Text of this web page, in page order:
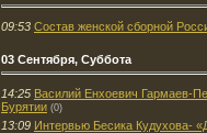
09:53 Состав женской сборной
03 Сентября, Суббота
14:25 Василий Енхоевич Гармаев-
Бурятии (0)
13:09 Интервью Бесика Кудухова-